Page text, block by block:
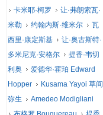
卡米耶·柯罗
让·弗朗索瓦·
米勒
约翰内斯·维米尔
瓦
西里·康定斯基
让·奥古斯特·
多米尼克·安格尔
提香·韦切
利奥
爱德华·霍珀 Edward
Hopper
Kusama Yayoi 草间
弥生
Amedeo Modigliani